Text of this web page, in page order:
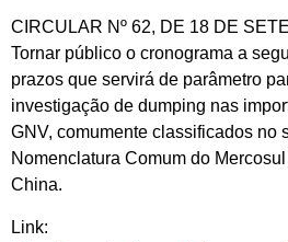
CIRCULAR Nº 62, DE 18 DE
Tornar público o cronograma a
prazos que servirá de parâmetro
investigação de dumping nas
GNV, comumente classificados no
Nomenclatura Comum do
China.
Link: